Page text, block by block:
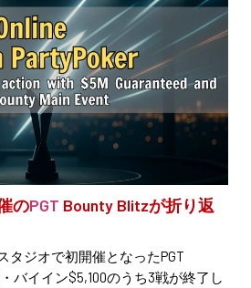
のPGT Bounty Blitzが折り返
タジオで初開催となったPGT
バイイン$5,100のうち3戦が終了し